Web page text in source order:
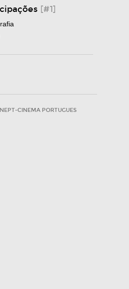
[#1]
CINEMA PORTUGUES